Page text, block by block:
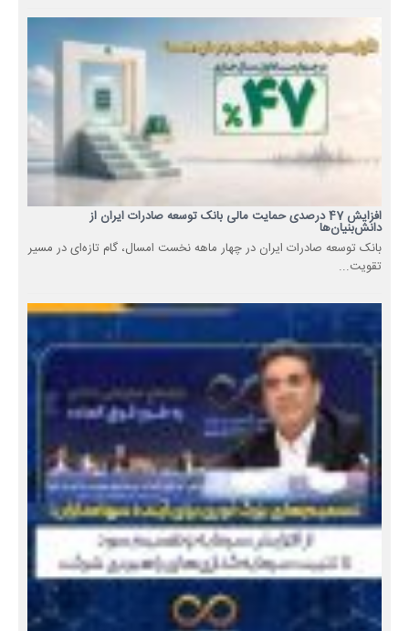
افزایش 47 درصدی حمایت مالی بانک توسعه صادرات ایران از
دانش‌بنیان‌ها
بانک توسعه صادرات ایران در چهار ماهه نخست امسال، گام تازه‌ای در مسیر
تقویت...